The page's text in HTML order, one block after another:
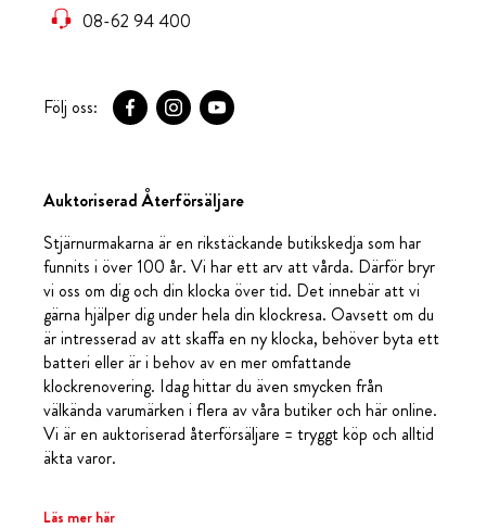
08-62 94 400
Följ oss:
Auktoriserad Återförsäljare
Stjärnurmakarna är en rikstäckande butikskedja som har
funnits i över 100 år. Vi har ett arv att vårda. Därför bryr
vi oss om dig och din klocka över tid. Det innebär att vi
gärna hjälper dig under hela din klockresa. Oavsett om du
är intresserad av att skaffa en ny klocka, behöver byta ett
batteri eller är i behov av en mer omfattande
klockrenovering. Idag hittar du även smycken från
välkända varumärken i flera av våra butiker och här online.
Vi är en auktoriserad återförsäljare = tryggt köp och alltid
äkta varor.
Läs mer här